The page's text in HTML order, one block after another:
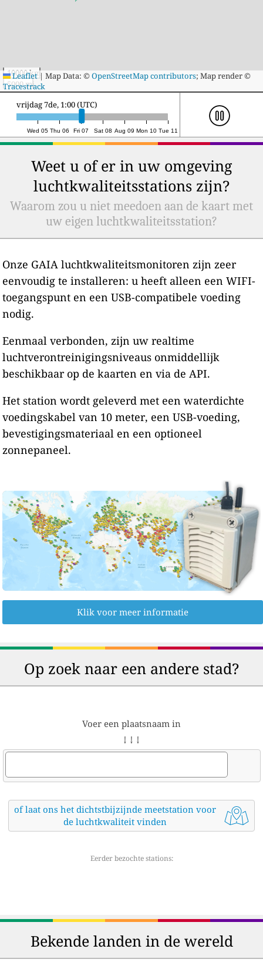
10000 km
5000 mi
Leaflet | Map Data: ©OpenStreetMap contributors; Map render ©
Tracestrack
Wed 05 Thu 06 Fri 07 Sat 08 Aug 09 Mon 10 Tue 11
vrijdag 7de, 22:00 (UTC)
Weet u of er in uw omgeving
luchtkwaliteitsstations zijn?
Waarom zou u niet meedoen aan de kaart met
uw eigen luchtkwaliteitsstation?
Onze GAIA luchtkwaliteitsmonitoren zijn zeer
eenvoudig te installeren: u heeft alleen een WIFI-
toegangspunt en een USB-compatibele voeding
nodig.
Eenmaal verbonden, zijn uw realtime
luchtverontreinigingsniveaus onmiddellijk
beschikbaar op de kaarten en via de API.
Het station wordt geleverd met een waterdichte
voedingskabel van 10 meter, een USB-voeding,
bevestigingsmateriaal en een optioneel
zonnepaneel.
Klik voor meer informatie
Op zoek naar een andere stad?
Voer een plaatsnaam in
↓ ↓ ↓
of laat ons het dichtstbijzijnde meetstation voor
de luchtkwaliteit vinden
Eerder bezochte stations:
Bekende landen in de wereld